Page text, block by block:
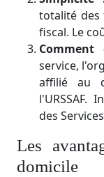
totalité des
fiscal. Le
service,
affilié au
l'URSSAF.
des
Les
domicile